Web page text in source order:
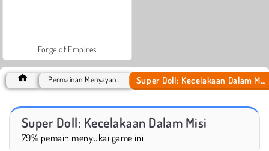
Forge of Empires
Super Doll: Kecelakaan Dalam Misi
79% pemain menyukai game ini